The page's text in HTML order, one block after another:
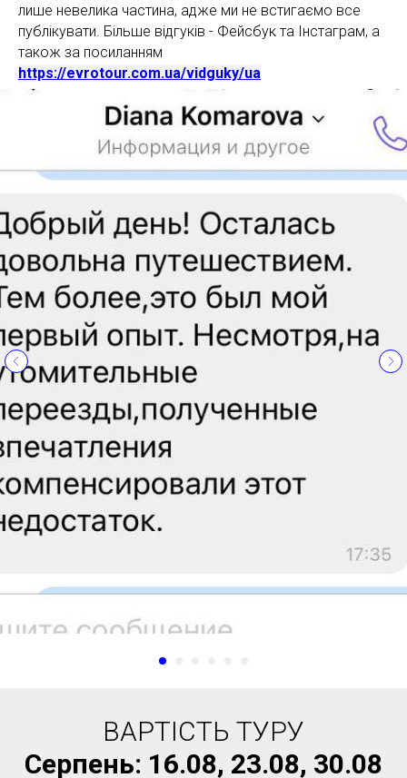
лише невелика частина, адже ми не встигаємо все
публікувати. Більше відгуків - Фейсбук та Інстаграм, а
також за посиланням
https://evrotour.com.ua/vidguky/ua
ВАРТІСТЬ ТУРУ
Серпень: 16.08, 23.08, 30.08